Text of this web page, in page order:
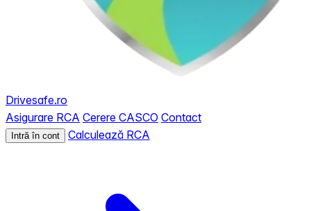
Drivesafe.ro
Asigurare RCA Cerere CASCO Contact
Intră în cont Calculează RCA